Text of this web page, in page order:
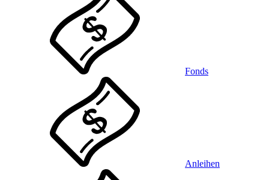
Fonds
Anleihen